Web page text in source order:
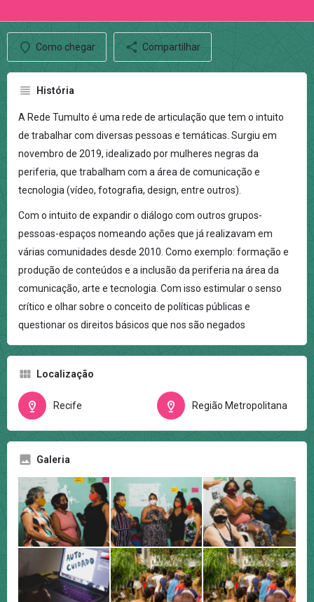
Como chegar Compartilhar
História
A Rede Tumulto é uma rede de articulação que tem o intuito
de trabalhar com diversas pessoas e temáticas. Surgiu em
novembro de 2019, idealizado por mulheres negras da
periferia, que trabalham com a área de comunicação e
tecnologia (vídeo, fotografia, design, entre outros).
Com o intuito de expandir o diálogo com outros grupos-
pessoas-espaços nomeando ações que já realizavam em
várias comunidades desde 2010. Como exemplo: formação e
produção de conteúdos e a inclusão da periferia na área da
comunicação, arte e tecnologia. Com isso estimular o senso
crítico e olhar sobre o conceito de políticas públicas e
questionar os direitos básicos que nos são negados
Localização
Recife Região Metropolitana
Galeria